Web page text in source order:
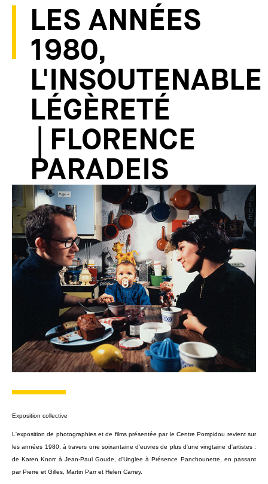
LES ANNÉES
1980,
L'INSOUTENABLE
LÉGÈRETÉ
| FLORENCE
PARADEIS
Exposition collective
L'exposition de photographies et de films présentée par le Centre Pompidou revient sur
les années 1980, à travers une soixantaine d'euvres de plus d'une vingtaine d'artistes :
de Karen Knorr à Jean-Paul Goude, d'Unglee à Présence Panchounette, en passant
par Pierre et Gilles, Martin Parr et Helen Carrey.